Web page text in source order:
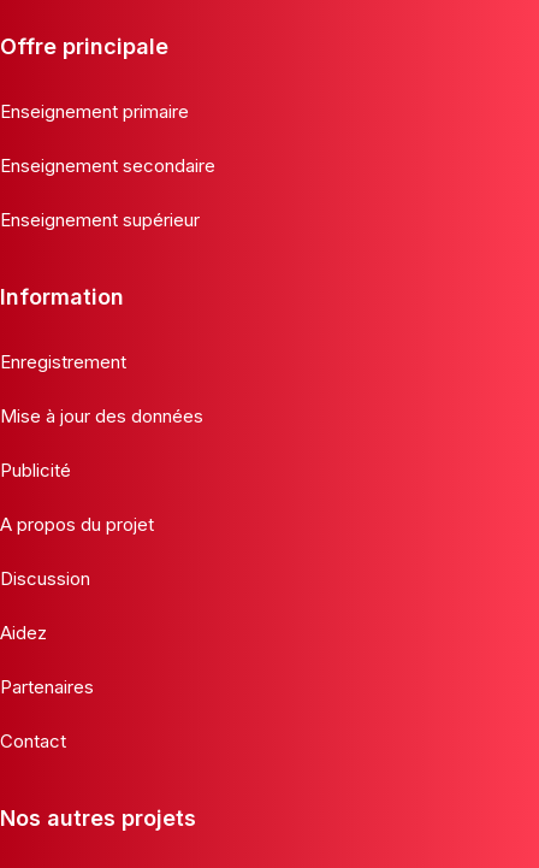
Offre principale
Enseignement primaire
Enseignement secondaire
Enseignement supérieur
Information
Enregistrement
Mise à jour des données
Publicité
A propos du projet
Discussion
Aidez
Partenaires
Contact
Nos autres projets